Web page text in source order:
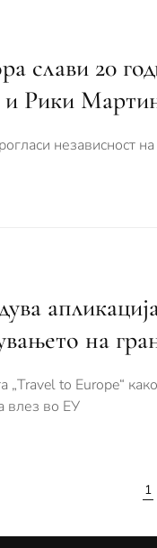
слави 20
Рики
независност
на
„Travel to Europe“
влез во ЕУ
1